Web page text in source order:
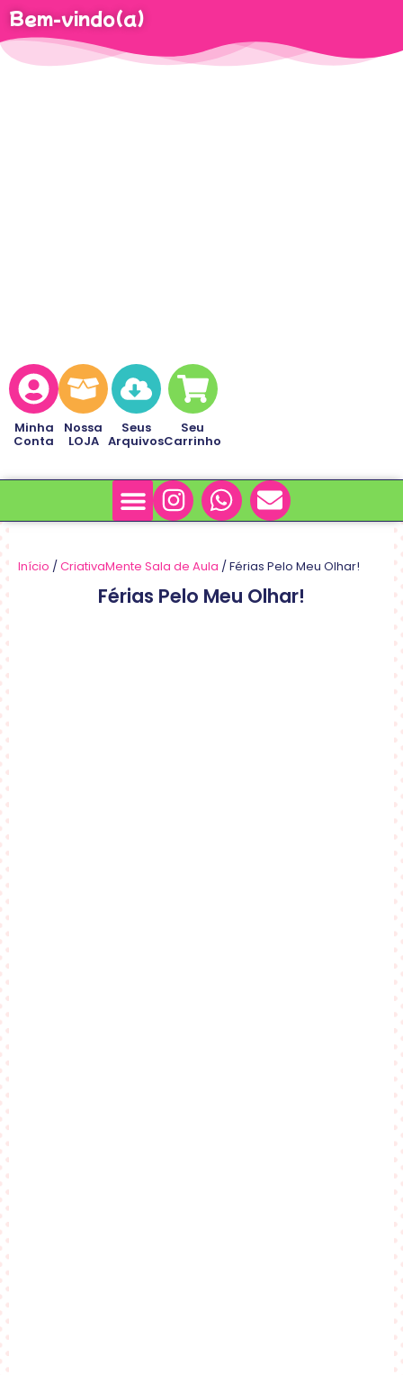
Bem-vindo(a)
Minha
Conta
Nossa
LOJA
Seus
Arquivos
Seu
Carrinho
Início /CriativaMente Sala de Aula / Férias Pelo Meu Olhar!
Férias Pelo Meu Olhar!